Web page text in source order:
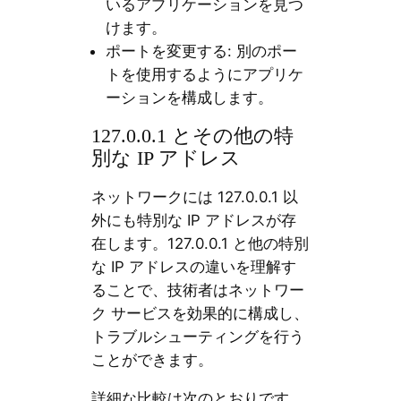
いるアプリケーションを見つ
けます。
ポートを変更する: 別のポー
トを使用するようにアプリケ
ーションを構成します。
127.0.0.1 とその他の特
別な IP アドレス
ネットワークには 127.0.0.1 以
外にも特別な IP アドレスが存
在します。127.0.0.1 と他の特別
な IP アドレスの違いを理解す
ることで、技術者はネットワー
ク サービスを効果的に構成し、
トラブルシューティングを行う
ことができます。